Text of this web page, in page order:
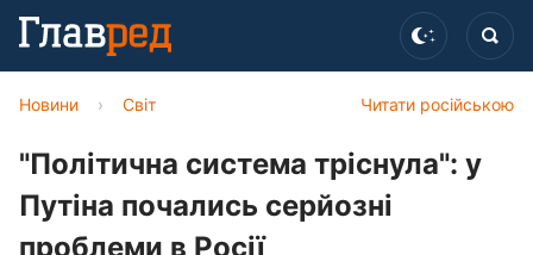
Читати російською
Новини › Світ
"Політична система тріснула": у
Путіна почались серйозні
проблеми в Росії